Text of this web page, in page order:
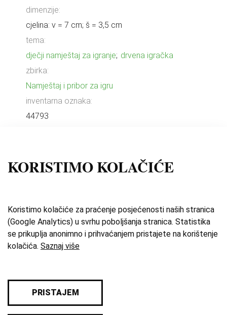
dimenzije:
cjelina: v = 7 cm; š = 3,5 cm
tema:
dječji namještaj za igranje; drvena igračka
zbirka:
Namještaj i pribor za igru
inventarna oznaka:
44793
Impresum
Uvjeti korištenja
O zbirci
KORISTIMO KOLAČIĆE
Koristimo kolačiće za praćenje posjećenosti naših stranica
(Google Analytics) u svrhu poboljšanja stranica. Statistika
se prikuplja anonimno i prihvaćanjem pristajete na korištenje
kolačića. Saznaj više
PRISTAJEM